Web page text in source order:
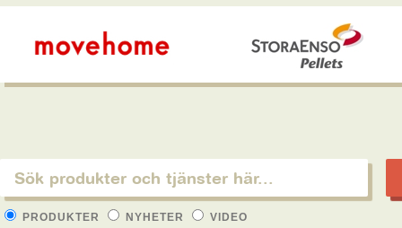
PRODUKTER NYHETER VIDEO